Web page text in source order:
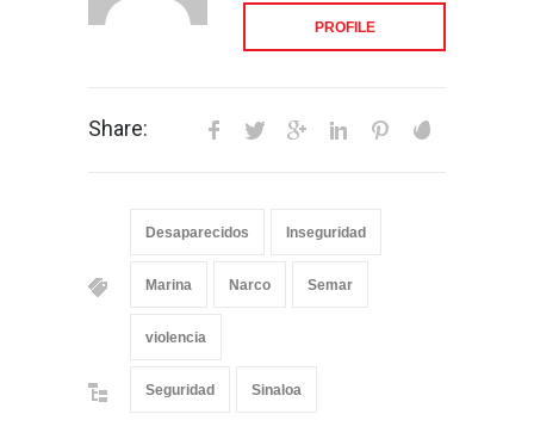
PROFILE
Share:
Desaparecidos Inseguridad
Marina Narco Semar
violencia
Seguridad Sinaloa